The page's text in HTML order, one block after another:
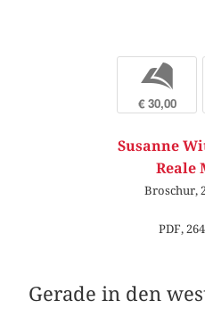
b
€ 30,00
Susanne
Reale
Broschur,
PDF,
Gerade in den